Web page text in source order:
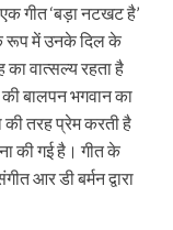
गीत ‘बड़ा नटखट है’
रूप में उनके दिल के
वात्सल्य रहता है
की बालपन भगवान का
की तरह प्रेम करती है
की गई है। गीत के
आर डी बर्मन द्वारा